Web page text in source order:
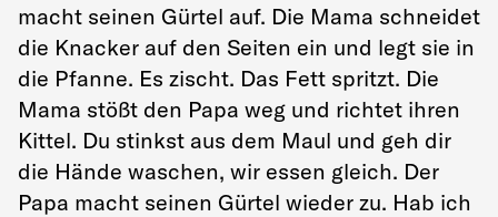
macht seinen Gürtel auf. Die Mama schneidet
die Knacker auf den Seiten ein und legt sie in
die Pfanne. Es zischt. Das Fett spritzt. Die
Mama stößt den Papa weg und richtet ihren
Kittel. Du stinkst aus dem Maul und geh dir
die Hände waschen, wir essen gleich. Der
Papa macht seinen Gürtel wieder zu. Hab ich